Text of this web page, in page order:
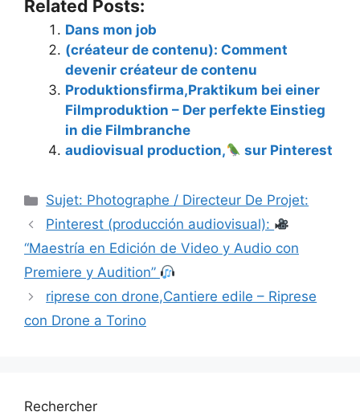
Related Posts:
Dans mon job
(créateur de contenu): Comment
devenir créateur de contenu
Produktionsfirma,Praktikum bei einer
Filmproduktion – Der perfekte Einstieg
in die Filmbranche
audiovisual production,
sur Pinterest
Catégories
Sujet: Photographe / Directeur De Projet:
Pinterest (producción audiovisual):
“Maestría en Edición de Video y Audio con
Premiere y Audition”
riprese con drone,Cantiere edile – Riprese
con Drone a Torino
Rechercher